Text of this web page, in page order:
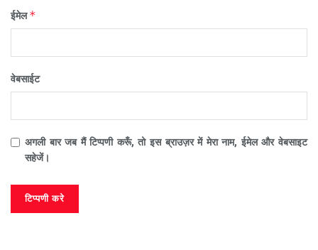
ईमेल*
वेबसाईट
अगली बार जब मैं टिप्पणी करूँ, तो इस ब्राउज़र में मेरा नाम, ईमेल और वेबसाइट
सहेजें।